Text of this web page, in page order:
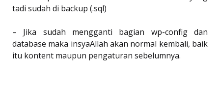
tadi sudah di backup (.sql)
– Jika sudah mengganti bagian wp-config dan
database maka insyaAllah akan normal kembali, baik
itu kontent maupun pengaturan sebelumnya.